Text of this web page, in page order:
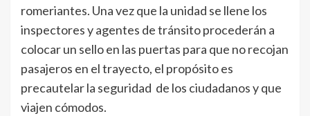
romeriantes. Una vez que la unidad se llene los
inspectores y agentes de tránsito procederán a
colocar un sello en las puertas para que no recojan
pasajeros en el trayecto, el propósito es
precautelar la seguridad de los ciudadanos y que
viajen cómodos.